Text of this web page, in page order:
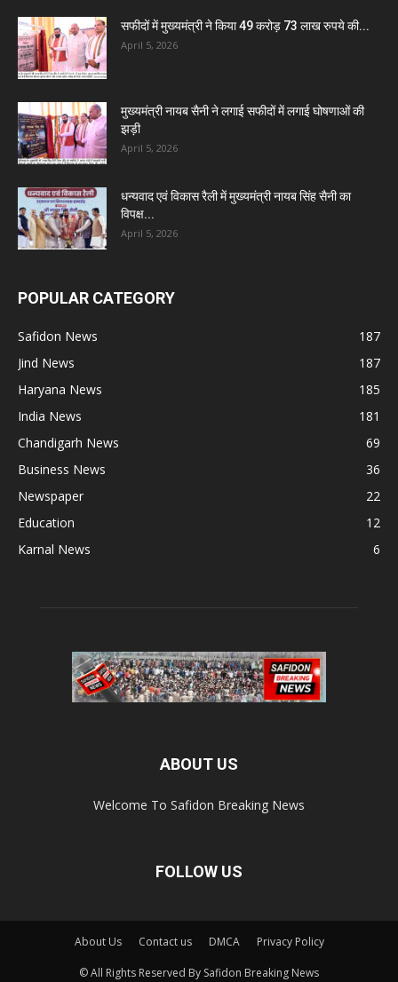
सफीदों में मुख्यमंत्री ने किया 49 करोड़ 73 लाख रुपये की...
April 5, 2026
मुख्यमंत्री नायब सैनी ने लगाई सफीदों में लगाई घोषणाओं की
झड़ी
April 5, 2026
धन्यवाद एवं विकास रैली में मुख्यमंत्री नायब सिंह सैनी का
विपक्ष...
April 5, 2026
POPULAR CATEGORY
Safidon News
187
Jind News
187
Haryana News
185
India News
181
Chandigarh News
69
Business News
36
Newspaper
22
Education
12
Karnal News
6
ABOUT US
Welcome To Safidon Breaking News
FOLLOW US
About Us Contact us DMCA Privacy Policy
© All Rights Reserved By Safidon Breaking News